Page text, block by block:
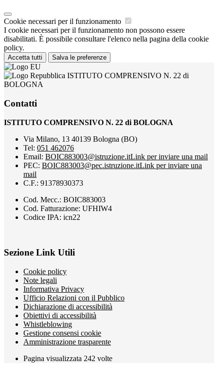
Cookie necessari per il funzionamento
I cookie necessari per il funzionamento non possono essere
disabilitati. È possibile consultare l'elenco nella pagina della cookie
policy.
Accetta tutti Salva le preferenze
ISTITUTO COMPRENSIVO N. 22 di
BOLOGNA
Contatti
ISTITUTO COMPRENSIVO N. 22 di BOLOGNA
Via Milano, 13 40139 Bologna (BO)
Tel: 051 462076
Email: BOIC883003@istruzione.itLink per inviare una mail
PEC: BOIC883003@pec.istruzione.itLink per inviare una
mail
C.F.: 91378930373
Cod. Mecc.: BOIC883003
Cod. Fatturazione: UFHIW4
Codice IPA: icn22
Sezione Link Utili
Cookie policy
Note legali
Informativa Privacy
Ufficio Relazioni con il Pubblico
Dichiarazione di accessibilità
Obiettivi di accessibilità
Whistleblowing
Gestione consensi cookie
Amministrazione trasparente
Pagina visualizzata 242 volte